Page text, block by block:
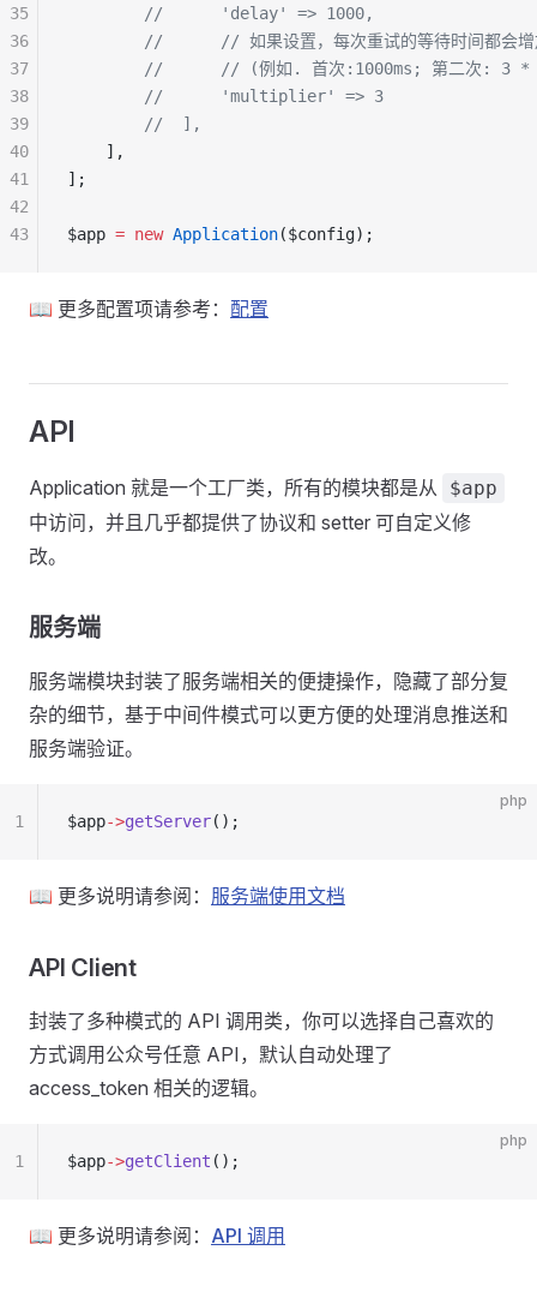
        //      'delay' => 1000,
        //
// 如果设置，每次重试的等待时间都会
        //
// (例如. 首次:1000ms; 第二次: 3
        //      'multiplier' => 3
        //  ],
    ],
];
$app = new Application($config);
35
36
37
38
39
40
41
42
43
📖 更多配置项请参考： 配置
API
Application 就是一个工厂类，所有的模块都是从 $app
中访问，并且几乎都提供了协议和 setter 可自定义修
改。
服务端
服务端模块封装了服务端相关的便捷操作，隐藏了部分复
杂的细节，基于中间件模式可以更方便的处理消息推送和
服务端验证。
php
$app->getServer();
1
📖 更多说明请参阅： 服务端使用文档
API Client
封装了多种模式的 API 调用类，你可以选择自己喜欢的
方式调用公众号任意 API，默认自动处理了
access_token 相关的逻辑。
php
$app->getClient ();
1
📖 更多说明请参阅： API 调用